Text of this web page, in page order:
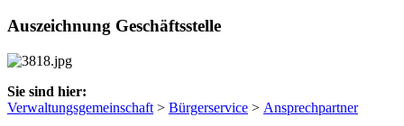
Auszeichnung Geschäftsstelle
Sie sind hier:
Verwaltungsgemeinschaft > Bürgerservice > Ansprechpartner